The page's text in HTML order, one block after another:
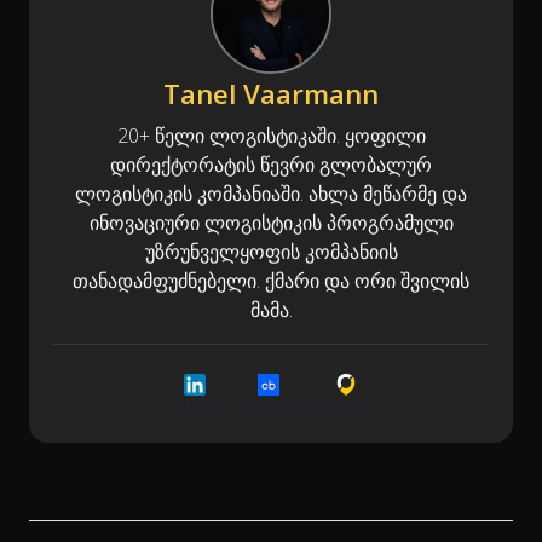
Tanel Vaarmann
20+ წელი ლოგისტიკაში. ყოფილი
დირექტორატის წევრი გლობალურ
ლოგისტიკის კომპანიაში. ახლა მეწარმე და
ინოვაციური ლოგისტიკის პროგრამული
უზრუნველყოფის კომპანიის
თანადამფუძნებელი. ქმარი და ორი შვილის
მამა.